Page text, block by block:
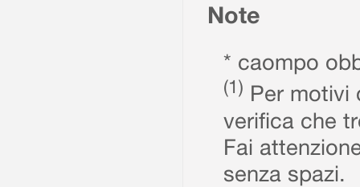
Note
* caompo
(1) Per motivi
verifica che
Fai
senza spazi.